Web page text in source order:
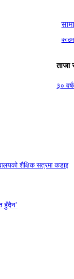
ताजा
३०
शैक्षिक सत्रमा कडाइ
हुँदैन’